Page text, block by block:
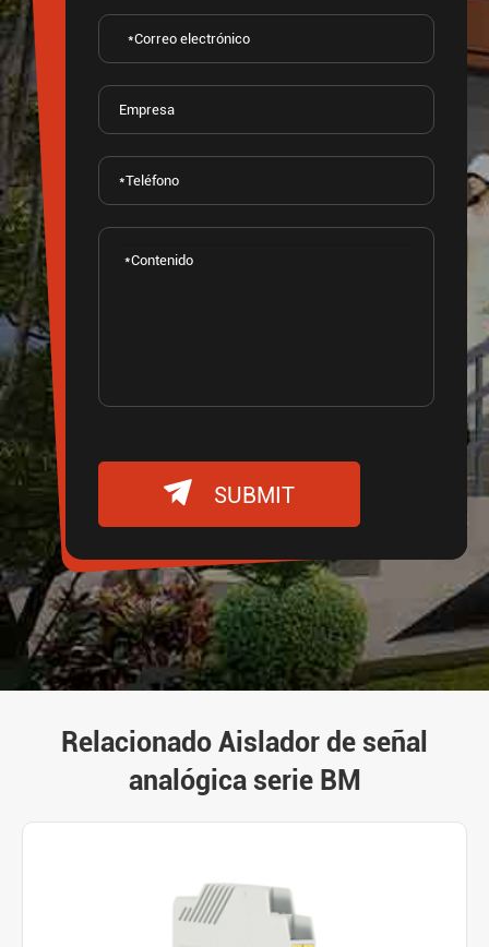
 SUBMIT
Relacionado Aislador de señal
analógica serie BM